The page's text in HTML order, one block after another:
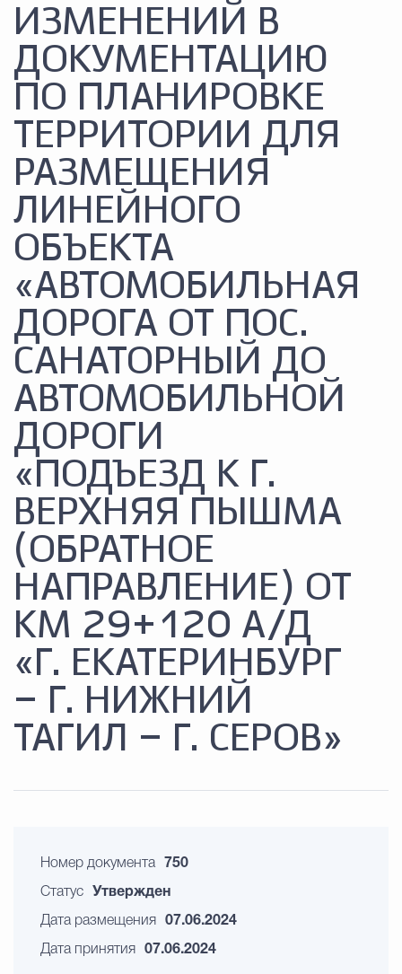
ИЗМЕНЕНИЙ В
ДОКУМЕНТАЦИЮ
ПО ПЛАНИРОВКЕ
ТЕРРИТОРИИ ДЛЯ
РАЗМЕЩЕНИЯ
ЛИНЕЙНОГО
ОБЪЕКТА
«АВТОМОБИЛЬНАЯ
ДОРОГА ОТ ПОС.
САНАТОРНЫЙ ДО
АВТОМОБИЛЬНОЙ
ДОРОГИ
«ПОДЪЕЗД К Г.
ВЕРХНЯЯ ПЫШМА
(ОБРАТНОЕ
НАПРАВЛЕНИЕ) ОТ
КМ 29+120 А/Д
«Г. ЕКАТЕРИНБУРГ
– Г. НИЖНИЙ
ТАГИЛ – Г. СЕРОВ»
Номер документа 750
Статус Утвержден
Дата размещения 07.06.2024
Дата принятия 07.06.2024